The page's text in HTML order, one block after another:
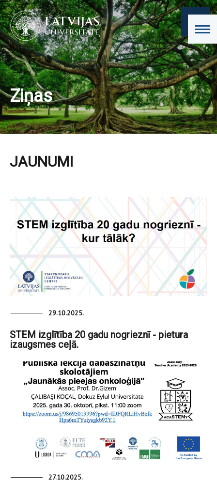
Ziņas
JAUNUMI
29.10.2025.
STEM izglītība 20 gadu nogrieznī - pietura
izaugsmes ceļā.
27.10.2025.